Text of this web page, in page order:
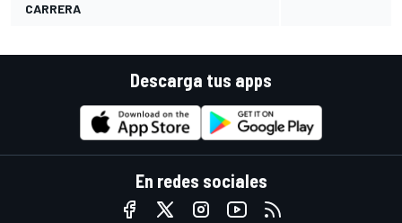
CARRERA
Descarga tus apps
En redes sociales